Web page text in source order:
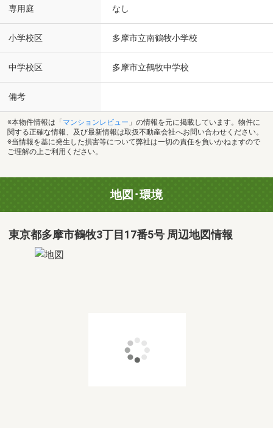
専用庭 なし
小学校区 多摩市立南鶴牧小学校
中学校区 多摩市立鶴牧中学校
備考
※本物件情報は「 マンションレビュー 」の情報を元に掲載しています。物件に
関する正確な情報、及び最新情報は取扱不動産会社へお問い合わせください。
※当情報を基に発生した損害等について弊社は一切の責任を負いかねますので
ご理解の上ご利用ください。
地図･環境
東京都多摩市鶴牧3丁目17番5号 周辺地図情報